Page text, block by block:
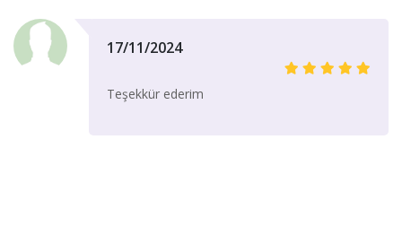
17/11/2024
Teşekkür ederim